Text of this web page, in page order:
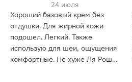
24 июля
Хороший базовый крем без
отдушки. Для жирной кожи
подошел. Легкий. Также
использую для шеи, ощущения
комфортные. Не хуже Ля Рош